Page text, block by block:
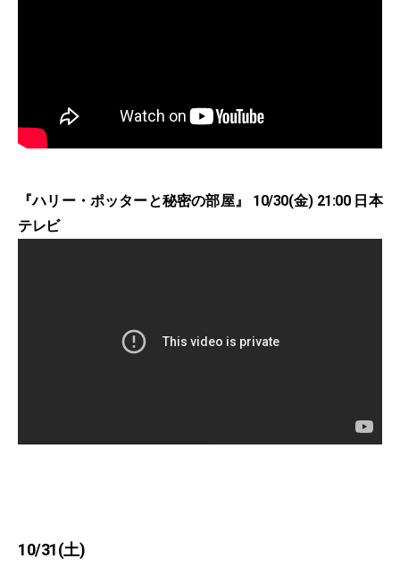
『ハリー・ポッターと秘密の部屋』 10/30(金) 21:00 日本
テレビ
10/31(土)